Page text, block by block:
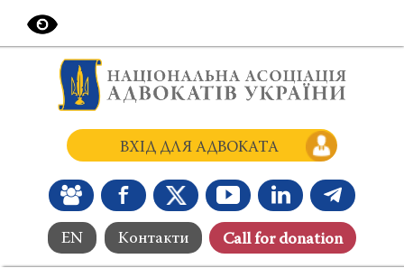
EN Контакти Сall for donation
ВХІД ДЛЯ АДВОКАТА